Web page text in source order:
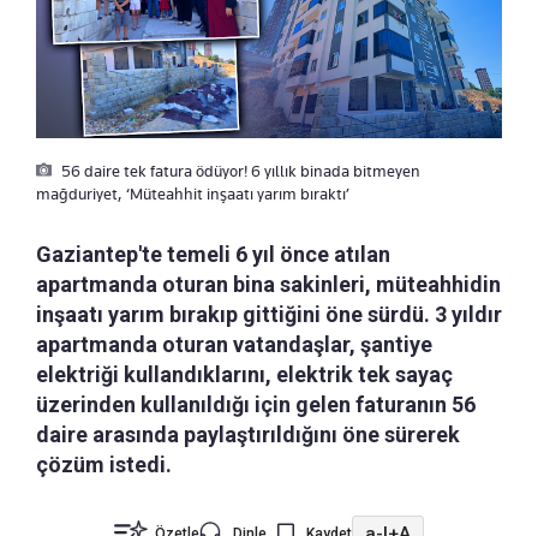
56 daire tek fatura ödüyor! 6 yıllık binada bitmeyen
mağduriyet, ‘Müteahhit inşaatı yarım bıraktı’
Gaziantep'te temeli 6 yıl önce atılan
apartmanda oturan bina sakinleri, müteahhidin
inşaatı yarım bırakıp gittiğini öne sürdü. 3 yıldır
apartmanda oturan vatandaşlar, şantiye
elektriği kullandıklarını, elektrik tek sayaç
üzerinden kullanıldığı için gelen faturanın 56
daire arasında paylaştırıldığını öne sürerek
çözüm istedi.